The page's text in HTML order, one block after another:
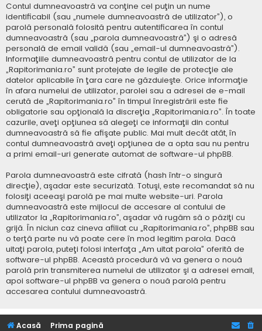
Contul dumneavoastră va conţine cel puţin un nume
identificabil (sau „numele dumneavoastră de utilizator”), o
parolă personală folosită pentru autentificarea în contul
dumneavoastră (sau „parola dumneavoastră”) şi o adresă
personală de email validă (sau „email-ul dumneavoastră”).
Informaţiile dumneavoastră pentru contul de utilizator de la
„Rapitorimania.ro” sunt protejate de legile de protecţie ale
datelor aplicabile în ţara care ne găzduieşte. Orice informaţie
în afara numelui de utilizator, parolei sau a adresei de e-mail
cerută de „Rapitorimania.ro” în timpul înregistrării este fie
obligatorie sau opţională la discreţia „Rapitorimania.ro”. În toate
cazurile, aveţi opţiunea să alegeţi ce informaţii din contul
dumneavoastră să fie afişate public. Mai mult decât atât, în
contul dumneavoastră aveţi opţiunea de a opta sau nu pentru
a primi email-uri generate automat de software-ul phpBB.
Parola dumneavoastră este cifrată (hash într-o singură
direcţie), aşadar este securizată. Totuşi, este recomandat să nu
folosiţi aceeaşi parolă pe mai multe website-uri. Parola
dumneavoastră este mijlocul de accesare al contului de
utilizator la „Rapitorimania.ro”, aşadar vă rugăm să o păziţi cu
grijă. În niciun caz cineva afiliat cu „Rapitorimania.ro”, phpBB sau
o terţă parte nu vă poate cere în mod legitim parola. Dacă
uitaţi parola, puteţi folosi interfaţa „Am uitat parola” oferită de
software-ul phpBB. Această procedură vă va genera o nouă
parolă prin transmiterea numelui de utilizator şi a adresei email,
apoi software-ul phpBB va genera o nouă parolă pentru
accesarea contului dumneavoastră.
Acasă Prima pagină